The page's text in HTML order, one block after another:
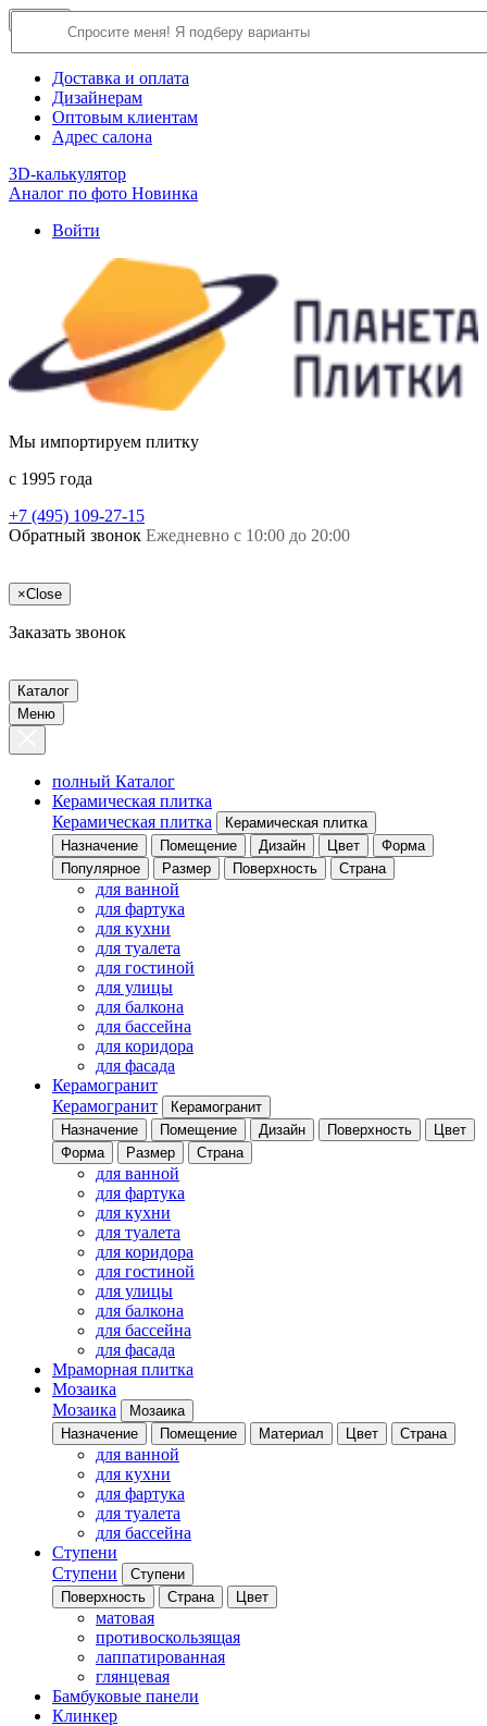
О компании
Доставка и оплата
Дизайнерам
Оптовым клиентам
Адрес салона
3D-калькулятор
Аналог по фото Новинка
Войти
Мы импортируем плитку
c 1995 года
+7 (495) 109-27-15
Обратный звонок Ежедневно с 10:00 до 20:00
×Close
Заказать звонок
Каталог
Меню
полный Каталог
Керамическая плитка
Керамическая плитка
Керамическая плитка
Назначение
Помещение Дизайн Цвет
Форма
Популярное
Размер Поверхность Страна
для ванной
для фартука
для кухни
для туалета
для гостиной
для улицы
для балкона
для бассейна
для коридора
для фасада
Керамогранит
Керамогранит
Керамогранит
Назначение
Помещение Дизайн Поверхность
Цвет
Форма
Размер Страна
для ванной
для фартука
для кухни
для туалета
для коридора
для гостиной
для улицы
для балкона
для бассейна
для фасада
Мраморная плитка
Мозаика
Мозаика
Мозаика
Назначение
Помещение Материал Цвет Страна
для ванной
для кухни
для фартука
для туалета
для бассейна
Ступени
Ступени
Ступени
Поверхность
Страна Цвет
матовая
противоскользящая
лаппатированная
глянцевая
Бамбуковые панели
Клинкер